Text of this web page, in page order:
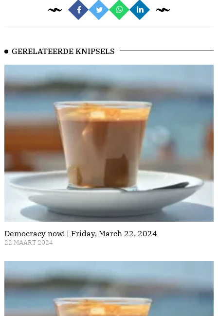
GERELATEERDE KNIPSELS
Democracy now! | Friday, March 22, 2024
22 MAART 2024